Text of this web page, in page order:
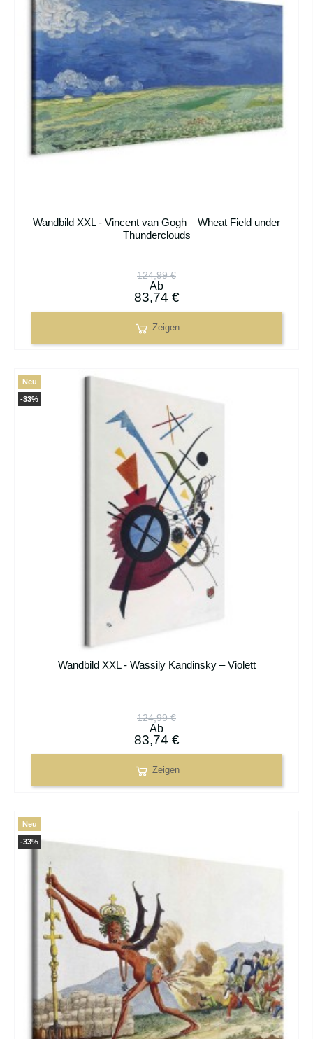
Wandbild XXL - Vincent van Gogh – Wheat Field under
Thunderclouds
124,99 €
Ab
83,74 €
Zeigen
Wandbild XXL - Wassily Kandinsky – Violett
124,99 €
Ab
83,74 €
Zeigen
-33%
Neu
-33%
Neu